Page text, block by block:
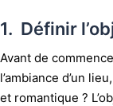
1. Définir
Avant de
l’ambiance d’un
et romantique ?